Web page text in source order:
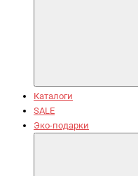
Каталоги
SALE
Эко-подарки